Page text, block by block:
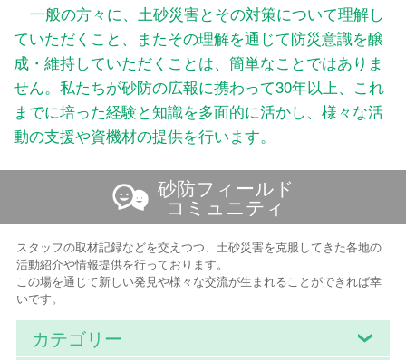
一般の方々に、土砂災害とその対策について理解し
ていただくこと、またその理解を通じて防災意識を醸
成・維持していただくことは、簡単なことではありま
せん。私たちが砂防の広報に携わって30年以上、これ
までに培った経験と知識を多面的に活かし、様々な活
動の支援や資機材の提供を行います。
砂防フィールド
コミュニティ
スタッフの取材記録などを交えつつ、土砂災害を克服してきた各地の
活動紹介や情報提供を行っております。
この場を通じて新しい発見や様々な交流が生まれることができれば幸
いです。
カテゴリー